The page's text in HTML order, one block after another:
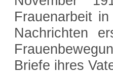
Frauenarbeit
Nachrichten
Briefe ihres